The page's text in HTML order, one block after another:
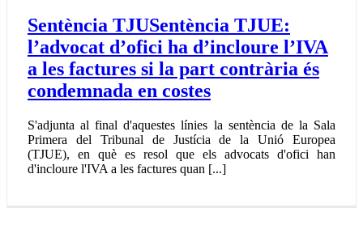
Sentència TJUSentència TJUE:
l’advocat d’ofici ha d’incloure l’IVA
a les factures si la part contrària és
condemnada en costes
S'adjunta al final d'aquestes línies la sentència de la Sala
Primera del Tribunal de Justícia de la Unió Europea
(TJUE), en què es resol que els advocats d'ofici han
d'incloure l'IVA a les factures quan [...]